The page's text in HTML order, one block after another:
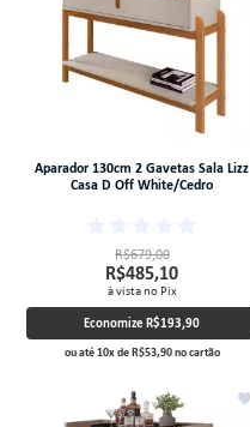
Aparador 130cm 2 Gavetas Sala Lizz
Casa D Off White/Cedro
R$679,00
R$485,10
à vista no Pix
EconomizeR$193,90
ou até10xdeR$53,90no cartão